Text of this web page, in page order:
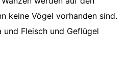
keine Vögel vorhanden sind.
Fleisch und Geflügel